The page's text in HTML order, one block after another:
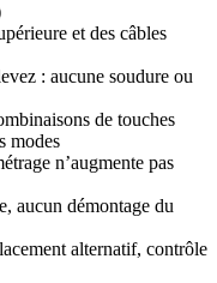
et des câbles
: aucune soudure ou
de touches
modes
n’augmente pas
aucun démontage du
alternatif, contrôle